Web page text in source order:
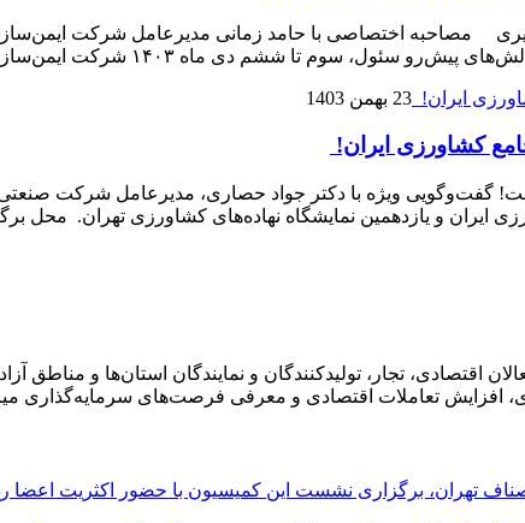
مصاحبه اختصاصی با حامد زمانی مدیرعامل شرکت
ایمن‌سازان پایش آینده، تولیدکننده تجهیزات مقابله با آلودگی‌های […]
23 بهمن 1403
کشاورزی ایران!
و یازدهمین نمایشگاه نهاده‌های کشاورزی تهران. محل
افزایش تعاملات اقتصادی و معرفی فرصت‌های سرمایه‌گذاری